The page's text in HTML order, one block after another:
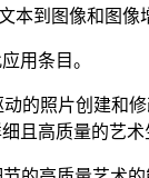
本到图像和图像
用条目。
的照片创建和
且高质量的艺